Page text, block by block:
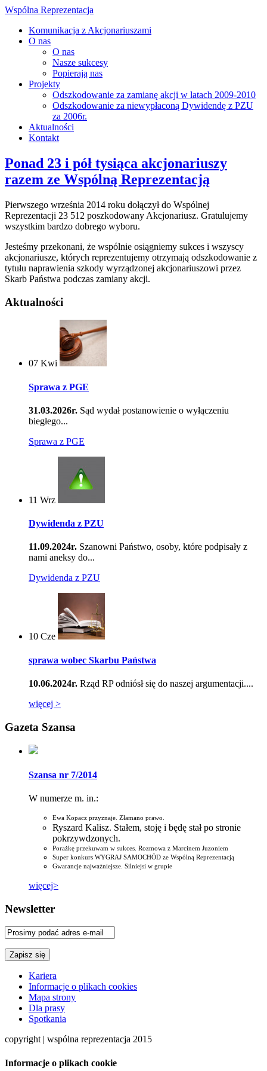
Wspólna Reprezentacja
Komunikacja z Akcjonariuszami
O nas
O nas
Nasze sukcesy
Popierają nas
Projekty
Odszkodowanie za zamianę akcji w latach 2009-2010
Odszkodowanie za niewypłaconą Dywidendę z PZU
za 2006r.
Aktualności
Kontakt
Ponad 23 i pół tysiąca akcjonariuszy
razem ze Wspólną Reprezentacją
Pierwszego września 2014 roku dołączył do Wspólnej
Reprezentacji 23 512 poszkodowany Akcjonariusz. Gratulujemy
wszystkim bardzo dobrego wyboru.
Jesteśmy przekonani, że wspólnie osiągniemy sukces i wszyscy
akcjonariusze, których reprezentujemy otrzymają odszkodowanie z
tytułu naprawienia szkody wyrządzonej akcjonariuszowi przez
Skarb Państwa podczas zamiany akcji.
Aktualności
07 Kwi
Sprawa z PGE
31.03.2026r. Sąd wydał postanowienie o wyłączeniu
biegłego...
Sprawa z PGE
11 Wrz
Dywidenda z PZU
11.09.2024r. Szanowni Państwo, osoby, które podpisały z
nami aneksy do...
Dywidenda z PZU
10 Cze
sprawa wobec Skarbu Państwa
10.06.2024r. Rząd RP odniósł się do naszej argumentacji....
więcej >
Gazeta Szansa
Szansa nr 7/2014
W numerze m. in.:
Ewa Kopacz przyznaje. Złamano prawo.
Ryszard Kalisz. Stałem, stoję i będę stał po stronie
pokrzywdzonych.
Porażkę przekuwam w sukces. Rozmowa z Marcinem Juzoniem
Super konkurs WYGRAJ SAMOCHÓD ze Wspólną Reprezentacją
Gwarancje najważniejsze. Silniejsi w grupie
więcej>
Newsletter
Kariera
Informacje o plikach cookies
Mapa strony
Dla prasy
Spotkania
copyright | wspólna reprezentacja 2015
Informacje o plikach cookie